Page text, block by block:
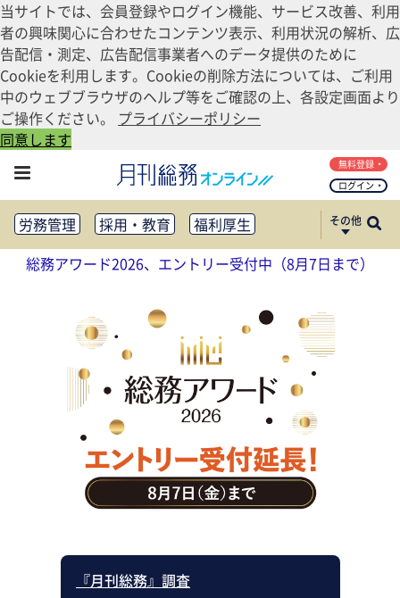
当サイトでは、会員登録やログイン機能、サービス改善、利用
者の興味関心に合わせたコンテンツ表示、利用状況の解析、広
告配信・測定、広告配信事業者へのデータ提供のために
Cookieを利用します。Cookieの削除方法については、ご利用
中のウェブブラウザのヘルプ等をご確認の上、各設定画面より
ご操作ください。 プライバシーポリシー
同意します
ログイン
無料登録
労務管理 採用・教育
福利厚生
健康経営
働き方改革
法務・コンプライアンス
リスクマネジメント・BCP
社外・社内広報
社外・社内コミュニケーション活性化
FM・オフィス移転
CSR・SDGs
テクノロジー活用・DX
助成金・補助金・コスト削減
アウトソーシング・BPO
調査・レポート
その他
総務アワード2026、エントリー受付中（8月7日まで）
『月刊総務』調査